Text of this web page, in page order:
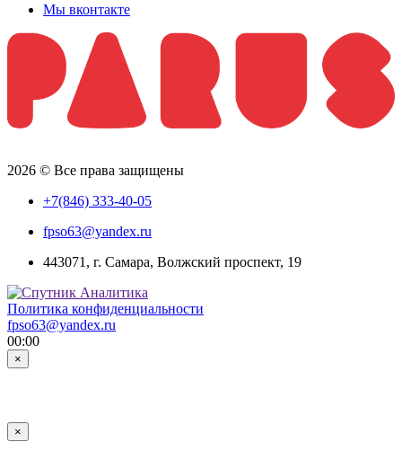
Мы вконтакте
2026 © Все права защищены
+7(846) 333-40-05
fpso63@yandex.ru
443071, г. Самара, Волжский проспект, 19
Политика конфиденциальности
fpso63@yandex.ru
00:00
×
×